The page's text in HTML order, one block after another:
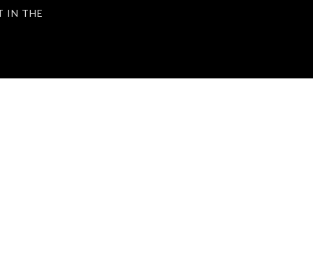
IN THE